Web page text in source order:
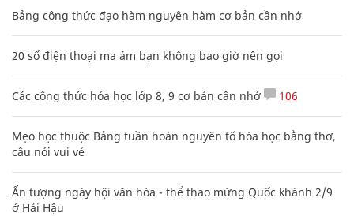
Bảng công thức đạo hàm nguyên hàm cơ bản cần nhớ
20 số điện thoại ma ám bạn không bao giờ nên gọi
Các công thức hóa học lớp 8, 9 cơ bản cần nhớ 106
Mẹo học thuộc Bảng tuần hoàn nguyên tố hóa học bằng thơ,
câu nói vui vẻ
Ấn tượng ngày hội văn hóa - thể thao mừng Quốc khánh 2/9
ở Hải Hậu